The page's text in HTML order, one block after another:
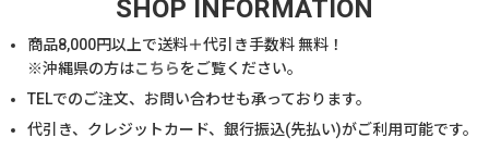
SHOP INFORMATION
商品8,000円以上で送料＋代引き手数料 無料！
※沖縄県の方はこちらをご覧ください。
TELでのご注文、お問い合わせも承っております。
代引き、クレジットカード、銀行振込(先払い)がご利用可能です。